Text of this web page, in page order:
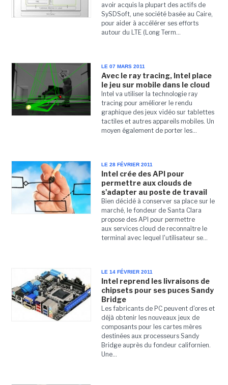
avoir acquis la plupart des actifs de
SySDSoft, une société basée au Caire,
pour aider à accélérer ses efforts
autour du LTE (Long Term...
LE 07 MARS 2011
Avec le ray tracing, Intel place
le jeu sur mobile dans le cloud
Intel va utiliser la technologie ray
tracing pour améliorer le rendu
graphique des jeux vidéo sur tablettes
tactiles et autres appareils mobiles. Un
moyen également de porter les...
LE 28 FÉVRIER 2011
Intel crée des API pour
permettre aux clouds de
s'adapter au poste de travail
Bien décidé à conserver sa place sur le
marché, le fondeur de Santa Clara
propose des API pour permettre
aux services cloud de reconnaître le
terminal avec lequel l'utilisateur se...
LE 14 FÉVRIER 2011
Intel reprend les livraisons de
chipsets pour ses puces Sandy
Bridge
Les fabricants de PC peuvent d'ores et
déjà obtenir les nouveaux jeux de
composants pour les cartes mères
destinées aux processeurs Sandy
Bridge auprès du fondeur californien.
Une...